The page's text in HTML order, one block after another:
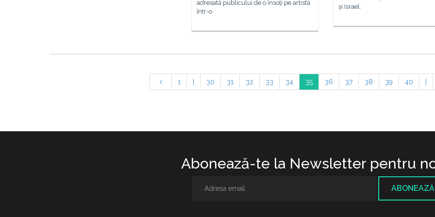
și Israel.
adresată publicului de o însoți pe artistă
într-o
1 30 31 32 33 34 35 36 37 38 39 40
Abonează-te la Newsletter pentru